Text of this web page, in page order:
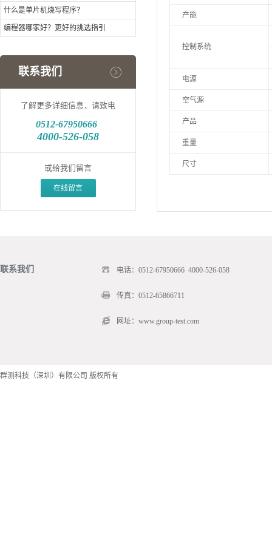
什么是单片机烧写程序？
编程器哪家好？更好的挑选指引
联系我们
了解更多详细信息，请致电
0512-67950666
4000-526-058
或给我们留言
在线留言
产能
控制系统
电源
空气源
产品
重量
尺寸
联系我们 电话：0512-67950666 4000-526-058
传真：0512-65866711
网址：www.group-test.com
群测科技（深圳）有限公司 版权所有